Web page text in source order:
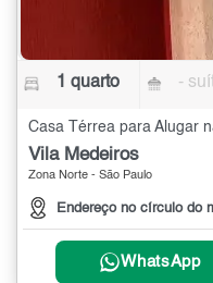
1 quarto -
Casa Térrea para Alugar
Vila Medeiros
Zona Norte - São Paulo
Endereço no círculo do
WhatsApp